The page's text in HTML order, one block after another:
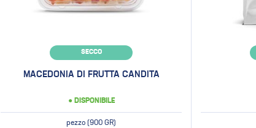
SECCO
MACEDONIA DI FRUTTA CANDITA
● DISPONIBILE
pezzo (900 GR)